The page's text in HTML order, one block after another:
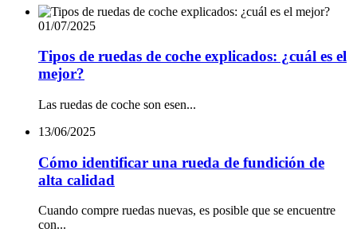
01/07/2025
Tipos de ruedas de coche explicados: ¿cuál es el
mejor?
Las ruedas de coche son esen...
13/06/2025
Cómo identificar una rueda de fundición de
alta calidad
Cuando compre ruedas nuevas, es posible que se encuentre
con...